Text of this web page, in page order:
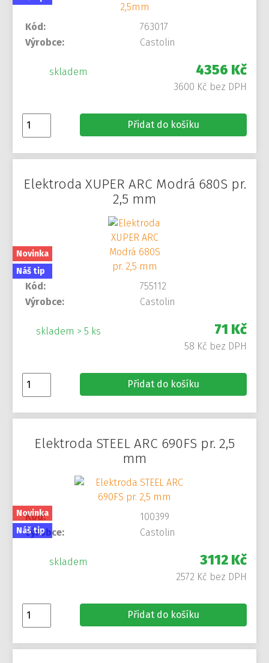
Kód:
763017
Výrobce:
Castolin
skladem 4356 Kč
3600 Kč bez DPH
Přidat do košíku
Elektroda XUPER ARC Modrá 680S pr.
2,5 mm
Novinka
Náš tip
Kód:
755112
Výrobce:
Castolin
skladem > 5 ks 71 Kč
58 Kč bez DPH
Přidat do košíku
Elektroda STEEL ARC 690FS pr. 2,5
mm
Novinka
Náš tip
Kód:
100399
Výrobce:
Castolin
skladem 3112 Kč
2572 Kč bez DPH
Přidat do košíku